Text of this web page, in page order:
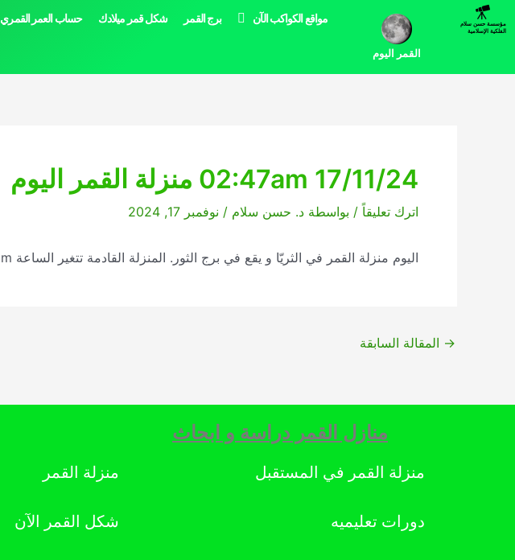
تخطي
إلىمؤسسة حسن سلام
الفلكية الإسلامية
القمر اليوم
مواقع الكواكب الآن برج القمر شكل قمر ميلادك حساب العمر القمري
02:47am 17/11/24 منزلة القمر اليوم
اترك تعليقاً / بواسطة د. حسن سلام / نوفمبر 17, 2024
اليوم منزلة القمر في الثريّا و يقع في برج الثور. المنزلة القادمة تتغير الساعة 06:11pm بتوقيت القدس
→ المقالة السابقة
منازل القمر دراسة و ابحاث
منزلة القمر في المستقبل
دورات تعليميه
منزلة القمر
شكل القمر الآن